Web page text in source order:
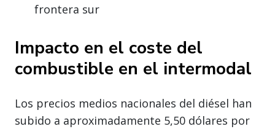
frontera sur
Impacto en el coste del
combustible en el intermodal
Los precios medios nacionales del diésel han
subido a aproximadamente 5,50 dólares por